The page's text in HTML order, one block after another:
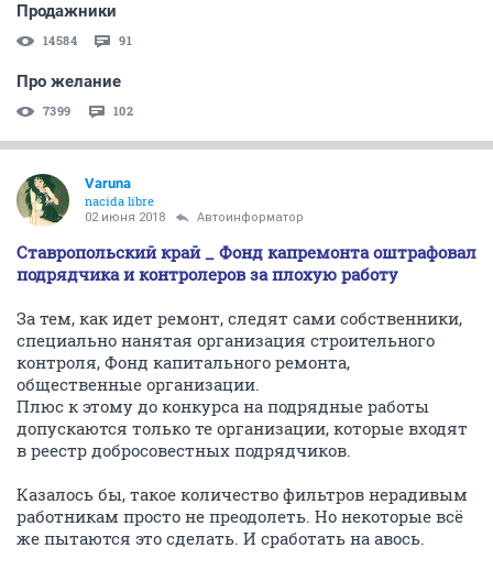
Продажники
14584 91
Про желание
7399 102
Varuna
nacida libre
02 июня 2018 Автоинформатор
Ставропольский край _ Фонд капремонта оштрафовал
подрядчика и контролеров за плохую работу
За тем, как идет ремонт, следят сами собственники,
специально нанятая организация строительного
контроля, Фонд капитального ремонта,
общественные организации.
Плюс к этому до конкурса на подрядные работы
допускаются только те организации, которые входят
в реестр добросовестных подрядчиков.
Казалось бы, такое количество фильтров нерадивым
работникам просто не преодолеть. Но некоторые всё
же пытаются это сделать. И сработать на авось.